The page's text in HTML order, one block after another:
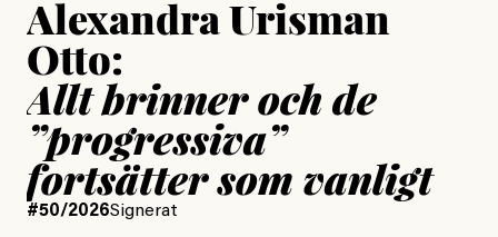
Alexandra Urisman
Otto:
Allt brinner och de
”progressiva”
fortsätter som vanligt
#50/2026Signerat